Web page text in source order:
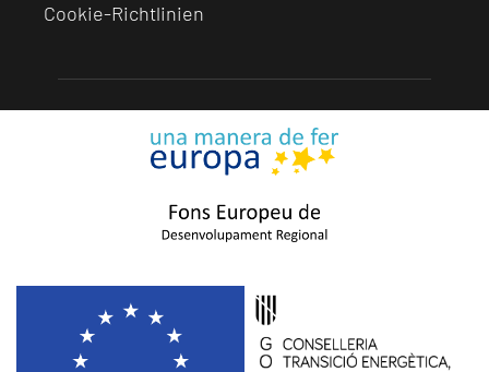
Cookie-Richtlinien